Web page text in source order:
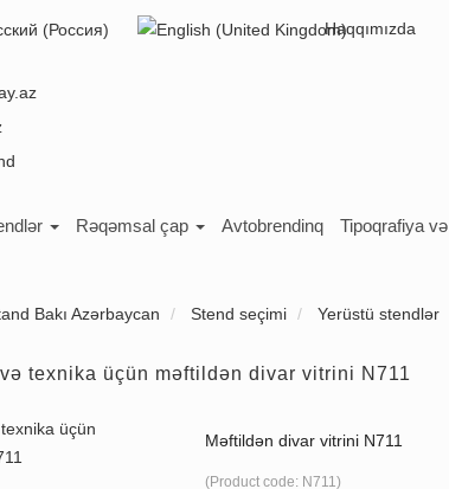
Haqqımızda
Rəqəmsal çap Avtobrendinq Tipoqrafiya
Bakı Azərbaycan Stend seçimi Yerüstü stendlər
texnika üçün məftildən divar vitrini N711
Məftildən divar vitrini N711
(Product code: N711)